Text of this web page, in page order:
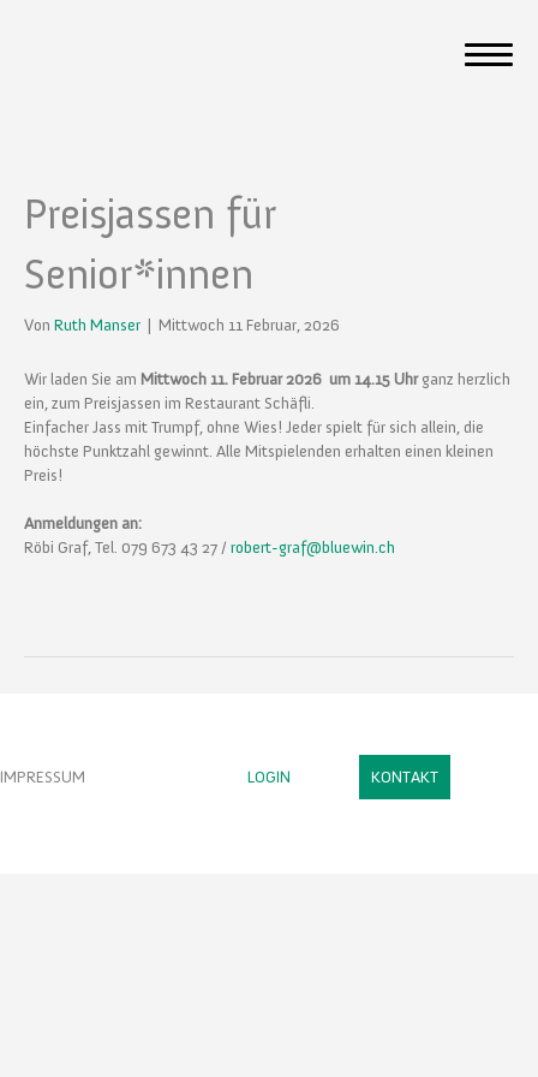
Preisjassen für
Senior*innen
Von Ruth Manser | Mittwoch 11 Februar, 2026
Wir laden Sie am Mittwoch 11. Februar 2026 um 14.15 Uhrganz herzlich
ein, zum Preisjassen im Restaurant Schäfli.
Einfacher Jass mit Trumpf, ohne Wies! Jeder spielt für sich allein, die
höchste Punktzahl gewinnt. Alle Mitspielenden erhalten einen kleinen
Preis!
Anmeldungen an:
Röbi Graf, Tel. 079 673 43 27 / robert-graf@bluewin.ch
IMPRESSUM LOGIN KONTAKT